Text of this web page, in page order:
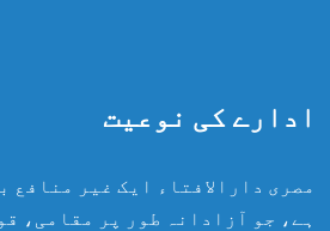
ادارے کی نوعیت
مصری دارالافتاء ایک غیر منافع
ہے، جو آزادانہ طور پر مقامی،